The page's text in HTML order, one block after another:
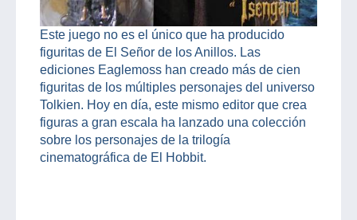
Este juego no es el único que ha producido
figuritas de El Señor de los Anillos. Las
ediciones Eaglemoss han creado más de cien
figuritas de los múltiples personajes del universo
Tolkien. Hoy en día, este mismo editor que crea
figuras a gran escala ha lanzado una colección
sobre los personajes de la trilogía
cinematográfica de El Hobbit.